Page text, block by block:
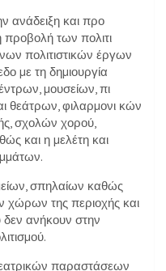
ανάδειξη και προ
προβολή των πολιτι
πολιτιστικών έργων
µε τη δηµιουργία
µουσείων, πι
θεάτρων, φιλαρµονι κών
σχολών χορού,
και η µελέτη και
σπηλαίων καθώς
χώρων της περιοχής και
ανήκουν στην
παραστάσεων